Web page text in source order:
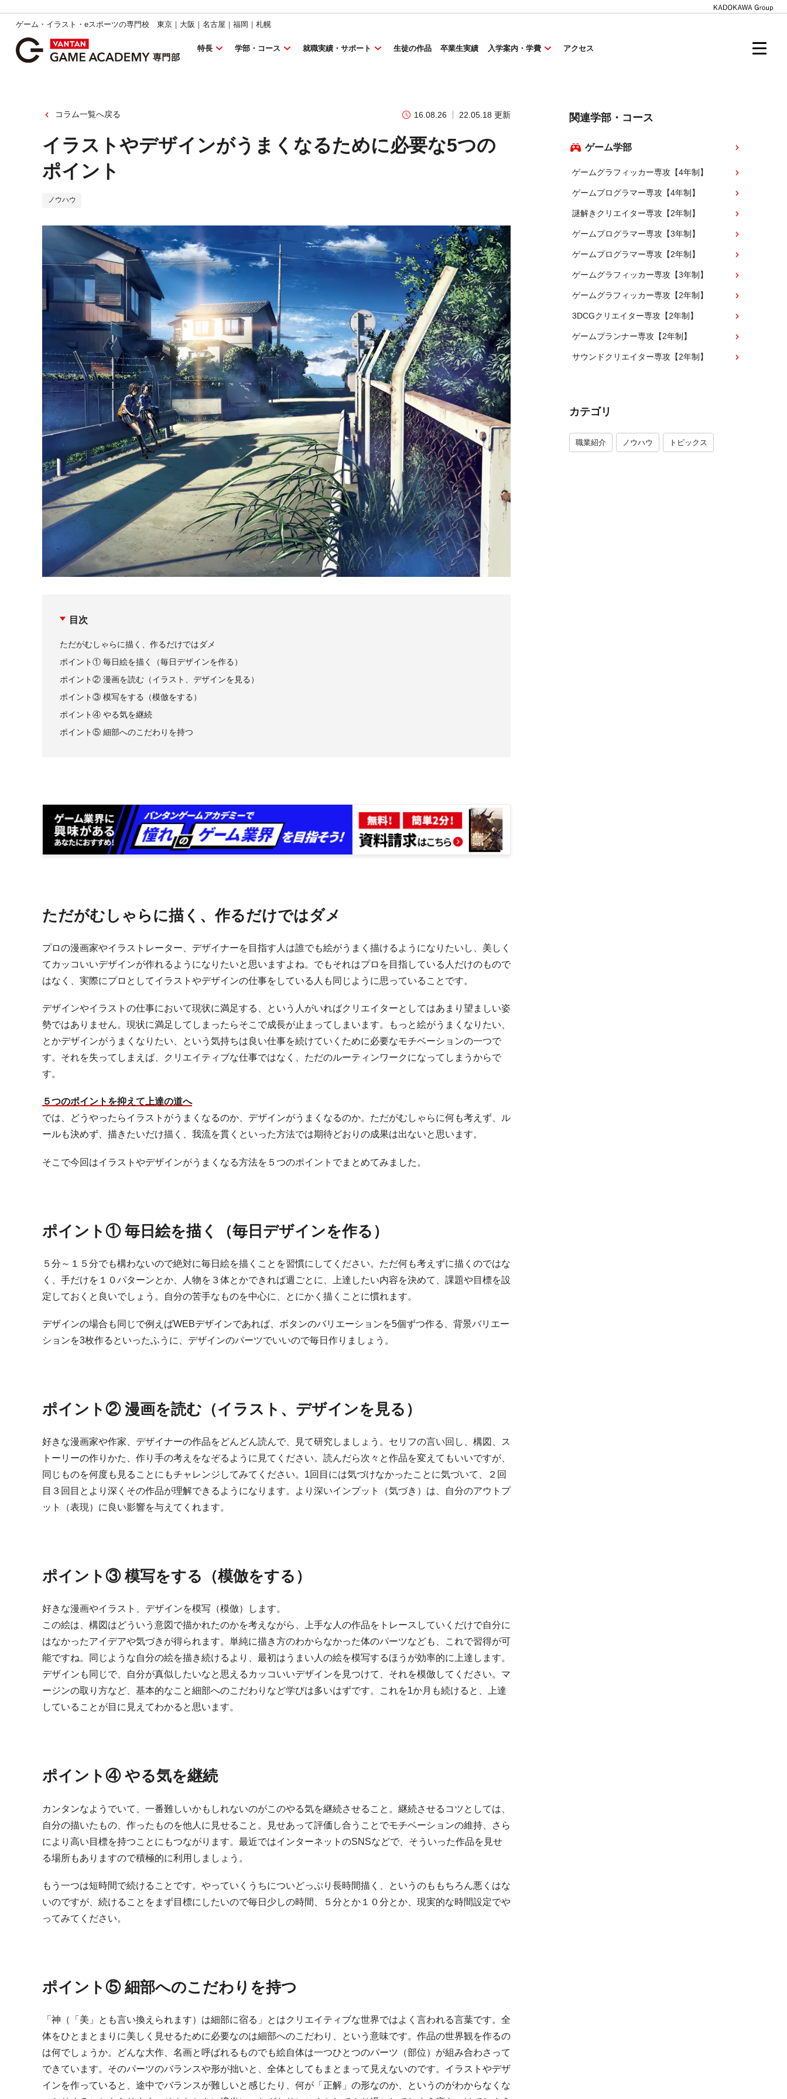
ゲーム・イラスト・eスポーツの専門校 東京｜大阪｜名古屋｜福岡｜札幌
特長 学部・コース 就職実績・サポート 生徒の作品 卒業生実績 入学案内・学費 アクセス
コラム一覧へ戻る 16.08.26 22.05.18 更新
イラストやデザインがうまくなるために必要な5つの
ポイント
ノウハウ
目次
ただがむしゃらに描く、作るだけではダメ
ポイント① 毎日絵を描く（毎日デザインを作る）
ポイント② 漫画を読む（イラスト、デザインを見る）
ポイント③ 模写をする（模倣をする）
ポイント④ やる気を継続
ポイント⑤ 細部へのこだわりを持つ
ただがむしゃらに描く、作るだけではダメ
プロの漫画家やイラストレーター、デザイナーを目指す人は誰でも絵がうまく描けるようになりたいし、美しく
てカッコいいデザインが作れるようになりたいと思いますよね。でもそれはプロを目指している人だけのもので
はなく、実際にプロとしてイラストやデザインの仕事をしている人も同じように思っていることです。
デザインやイラストの仕事において現状に満足する、という人がいればクリエイターとしてはあまり望ましい姿
勢ではありません。現状に満足してしまったらそこで成長が止まってしまいます。もっと絵がうまくなりたい、
とかデザインがうまくなりたい、という気持ちは良い仕事を続けていくために必要なモチベーションの一つで
す。それを失ってしまえば、クリエイティブな仕事ではなく、ただのルーティンワークになってしまうからで
す。
５つのポイントを抑えて上達の道へ
では、どうやったらイラストがうまくなるのか、デザインがうまくなるのか。ただがむしゃらに何も考えず、ル
ールも決めず、描きたいだけ描く、我流を貫くといった方法では期待どおりの成果は出ないと思います。
そこで今回はイラストやデザインがうまくなる方法を５つのポイントでまとめてみました。
ポイント① 毎日絵を描く（毎日デザインを作る）
５分～１５分でも構わないので絶対に毎日絵を描くことを習慣にしてください。 ただ何も考えずに描くのではな
く、手だけを１０パターンとか、人物を３体とかできれば週ごとに、
上達したい内容を決めて、課題や目標を設
定しておくと良いでしょう。
自分の苦手なものを中心に、とにかく描くことに慣れます。
デザインの場合も同じで例えばWEBデザインであれば、ボタンのバリエーションを5個ずつ作る、 背景バリエー
ションを3枚作るといったふうに、デザインのパーツでいいので毎日作りましょう。
ポイント② 漫画を読む（イラスト、デザインを見る）
好きな漫画家や作家、デザイナーの作品をどんどん読んで、見て研究しましょう。セリフの言い回し、構図、ス
トーリーの作りかた、作り手の考えをなぞるように見てください。読んだら次々と作品を変えてもいいですが、
同じものを何度も見ることにもチャレンジしてみてください。1回目には気づけなかったことに気づいて、２回
目３回目とより深くその作品が理解できるようになります。より深いインプット（気づき）は、自分のアウトプ
ット（表現）に良い影響を与えてくれます。
ポイント③ 模写をする（模倣をする）
好きな漫画やイラスト、デザインを模写（模倣）します。
この絵は、構図はどういう意図で描かれたのかを考えながら、上手な人の作品をトレースしていくだけで自分に
はなかったアイデアや気づきが得られます。単純に描き方のわからなかった体のパーツなども、これで習得が可
能ですね。同じような自分の絵を描き続けるより、最初はうまい人の絵を模写するほうが効率的に上達します。
デザインも同じで、自分が真似したいなと思えるカッコいいデザインを見つけて、それを模倣してください。マ
ージンの取り方など、基本的なこと細部へのこだわりなど学びは多いはずです。これを1か月も続けると、上達
していることが目に見えてわかると思います。
ポイント④ やる気を継続
カンタンなようでいて、一番難しいかもしれないのがこのやる気を継続させること。継続させるコツとしては、
自分の描いたもの、作ったものを他人に見せること。見せあって評価し合うことでモチベーションの維持、さら
により高い目標を持つことにもつながります。最近ではインターネットのSNSなどで、そういった作品を見せ
る場所もありますので積極的に利用しましょう。
もう一つは短時間で続けることです。やっていくうちについどっぷり長時間描く、というのももちろん悪くはな
いのですが、続けることをまず目標にしたいので毎日少しの時間、５分とか１０分とか、現実的な時間設定でや
ってみてください。
ポイント⑤ 細部へのこだわりを持つ
「神（「美」とも言い換えられます）は細部に宿る」とはクリエイティブな世界ではよく言われる言葉です。全
体をひとまとまりに美しく見せるために必要なのは細部へのこだわり、という意味です。作品の世界観を作るの
は何でしょうか。どんな大作、名画と呼ばれるものでも絵自体は一つひとつのパーツ（部位）が組み合わさって
できています。そのパーツのバランスや形が拙いと、全体としてもまとまって見えないのです。イラストやデザ
インを作っていると、途中でバランスが難しいと感じたり、何が「正解」の形なのか、というのがわからなくな
関連学部・コース
ゲーム学部
ゲームグラフィッカー専攻【4年制】
ゲームプログラマー専攻【4年制】
謎解きクリエイター専攻【2年制】
ゲームプログラマー専攻【3年制】
ゲームプログラマー専攻【2年制】
ゲームグラフィッカー専攻【3年制】
ゲームグラフィッカー専攻【2年制】
3DCGクリエイター専攻【2年制】
ゲームプランナー専攻【2年制】
サウンドクリエイター専攻【2年制】
カテゴリ
職業紹介 ノウハウ トピックス